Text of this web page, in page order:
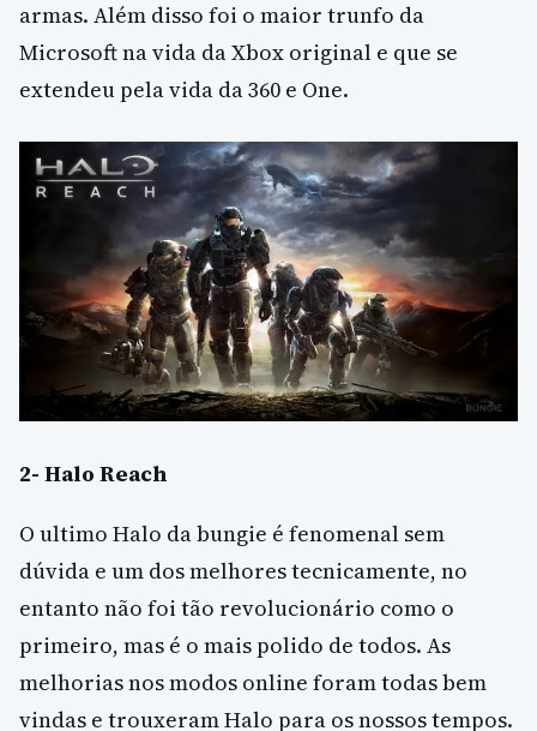
armas. Além disso foi o maior trunfo da
Microsoft na vida da Xbox original e que se
extendeu pela vida da 360 e One.
2- Halo Reach
O ultimo Halo da bungie é fenomenal sem
dúvida e um dos melhores tecnicamente, no
entanto não foi tão revolucionário como o
primeiro, mas é o mais polido de todos. As
melhorias nos modos online foram todas bem
vindas e trouxeram Halo para os nossos tempos.